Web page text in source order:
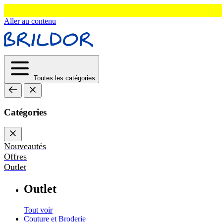
Aller au contenu
Toutes les catégories
Catégories
Nouveautés
Offres
Outlet
Outlet
Tout voir
Couture et Broderie